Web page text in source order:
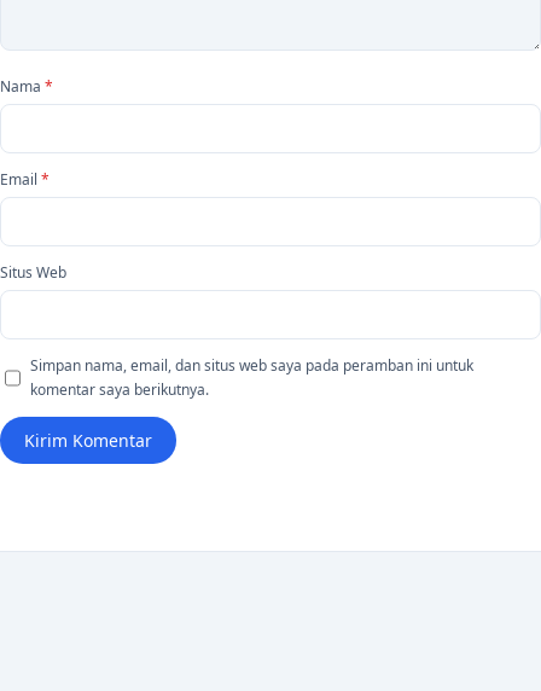
Nama *
Email *
Situs Web
Simpan nama, email, dan situs web saya pada peramban ini untuk
komentar saya berikutnya.